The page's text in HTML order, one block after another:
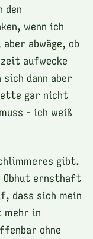
den
wenn ich
abwäge, ob
aufwecke
sich dann aber
gar nicht
- ich weiß
gibt.
Obhut ernsthaft
dass sich mein
mehr in
ohne